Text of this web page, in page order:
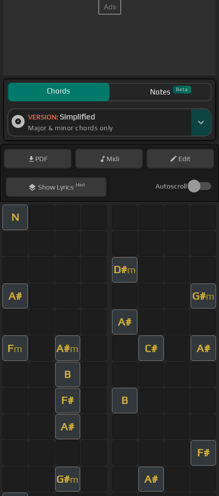
Chords Notes Beta
VERSION: Simplified
Major & minor chords only
PDF Midi Edit
ShowLyrics Hint Autoscroll
N
D#m
A# G#m
A#
Fm A#m C# A#
B
F# B
A#
F#
G#m A#